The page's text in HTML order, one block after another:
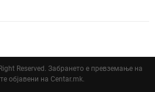
Reserved. Забрането е превземање на
објавени на Centar.mk.